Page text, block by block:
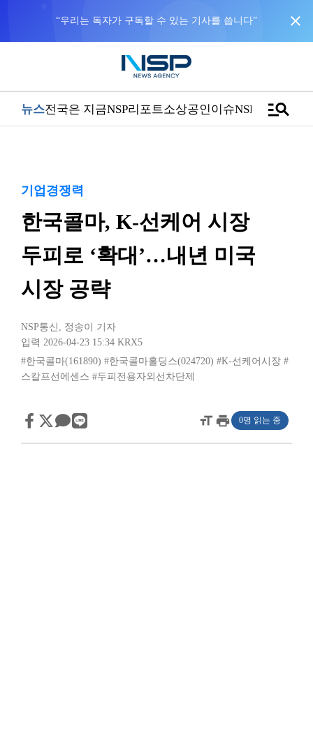
“우리는 독자가 구독할 수 있는 기사를 씁니다” close
뉴스전국은 지금NSP리포트소상공인이슈NSPTVmanage_search
기업경쟁력
한국콜마, K-선케어 시장
두피로 ‘확대’…내년 미국
시장 공략
NSP통신 , 정송이 기자
입력 2026-04-23 15:34 KRX5
#한국콜마(161890) #한국콜마홀딩스(024720) #K-선케어시장 #
스칼프선에센스 #두피전용자외선차단제
format_sizeprint 0명 읽는 중